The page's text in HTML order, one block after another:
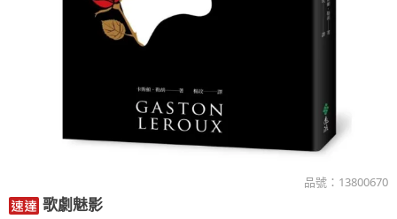
品號： 13800670
歌劇魅影